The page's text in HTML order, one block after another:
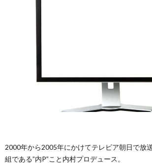
2000年から2005年にかけてテレビア朝日で放
組である”内P”こと内村プロデュース。